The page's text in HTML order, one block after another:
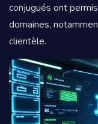
conjugués ont
domaines,
clientèle.